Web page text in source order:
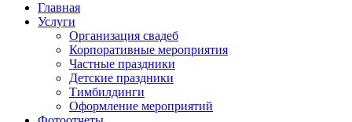
Главная
Услуги
Организация свадеб
Корпоративные мероприятия
Частные праздники
Детские праздники
Тимбилдинги
Оформление мероприятий